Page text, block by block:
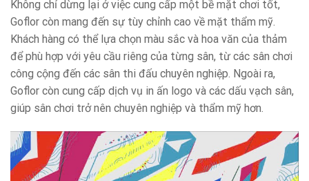
Không chỉ dừng lại ở việc cung cấp một bề mặt chơi tốt,
Goflor còn mang đến sự tùy chỉnh cao về mặt thẩm mỹ.
Khách hàng có thể lựa chọn màu sắc và hoa văn của thảm
để phù hợp với yêu cầu riêng của từng sân, từ các sân chơi
công cộng đến các sân thi đấu chuyên nghiệp. Ngoài ra,
Goflor còn cung cấp dịch vụ in ấn logo và các dấu vạch sân,
giúp sân chơi trở nên chuyên nghiệp và thẩm mỹ hơn.